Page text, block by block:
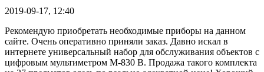
2019-09-17, 12:40
Рекомендую приобретать необходимые приборы на данном
сайте. Очень оперативно приняли заказ. Давно искал в
интернете универсальный набор для обслуживания объектов с
цифровым мультиметром М-830 В. Продажа такого комплекта